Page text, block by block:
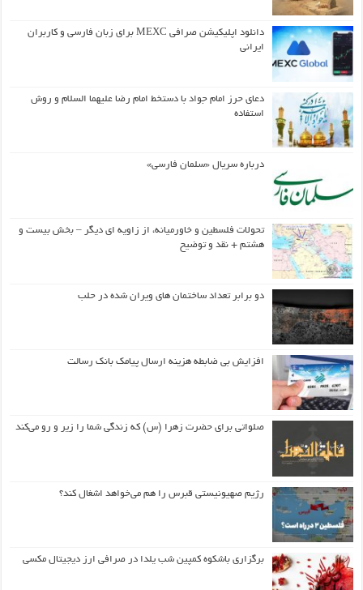
دانلود اپلیکیشن صرافی MEXC برای زبان فارسی و کاربران
ایرانی
دعای حرز امام جواد با دستخط امام رضا علیهما السلام و روش
استفاده
درباره سریال «سلمان فارسی»
تحولات فلسطین و خاورمیانه، از زاویه ای دیگر – بخش بیست و
هشتم + نقد و توضیح
دو برابر تعداد ساختمان های ویران شده در حلب
افزایش بی ضابطه هزینه ارسال پیامک بانک رسالت
صلواتی برای حضرت زهرا (س) که زندگی شما را زیر و رو می‌کند
رژیم صهیونیستی قبرس را هم می‌خواهد اشغال کند؟
برگزاری باشکوه کمپین شب یلدا در صرافی ارز دیجیتال مکسی